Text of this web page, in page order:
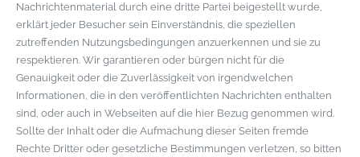
Nachrichtenmaterial durch eine dritte Partei beigestellt wurde,
erklärt jeder Besucher sein Einverständnis, die speziellen
zutreffenden Nutzungsbedingungen anzuerkennen und sie zu
respektieren. Wir garantieren oder bürgen nicht für die
Genauigkeit oder die Zuverlässigkeit von irgendwelchen
Informationen, die in den veröffentlichten Nachrichten enthalten
sind, oder auch in Webseiten auf die hier Bezug genommen wird.
Sollte der Inhalt oder die Aufmachung dieser Seiten fremde
Rechte Dritter oder gesetzliche Bestimmungen verletzen, so bitten